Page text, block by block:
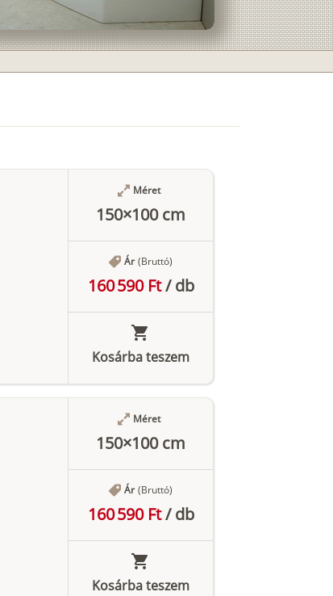
Méret
150×100 cm
Ár (Bruttó)
160 590 Ft/db
Kosárba teszem
Méret
150×100 cm
Ár (Bruttó)
160 590 Ft/db
Kosárba teszem